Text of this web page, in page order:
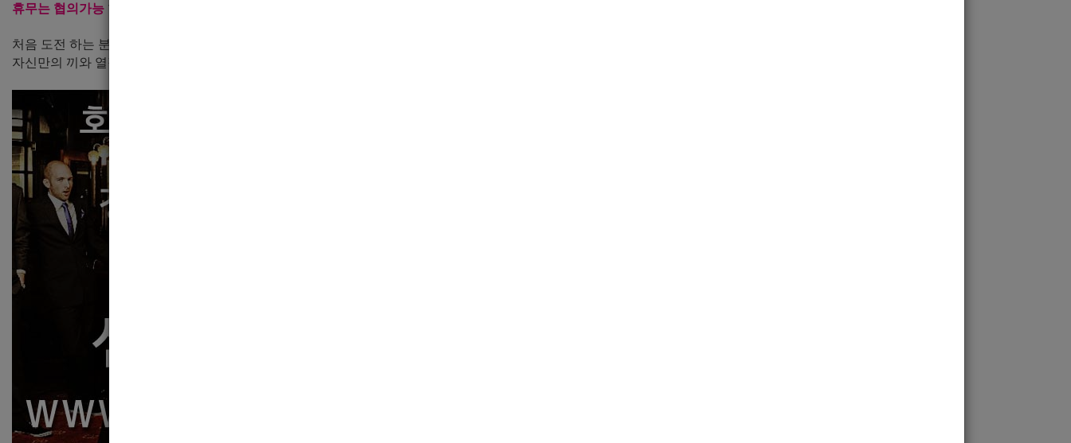
휴무는 협의가능 합니다.
처음 도전 하는 분이라면 호빠라는 직업이 생소할수도, 의구심이 들수도 있겠지만
자신만의 끼와 열정이 있다면 도전하세요.